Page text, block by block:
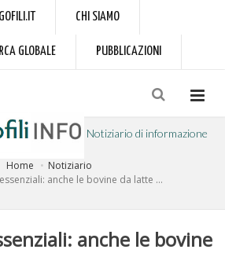
CHI SIAMO
GLOBALE PUBBLICAZIONI
Notiziario di informazione
Georgofili
Home
Notiziario
anche le bovine da latte ...
anche le bovine